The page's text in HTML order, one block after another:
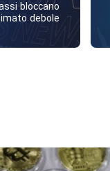
bloccano
debole